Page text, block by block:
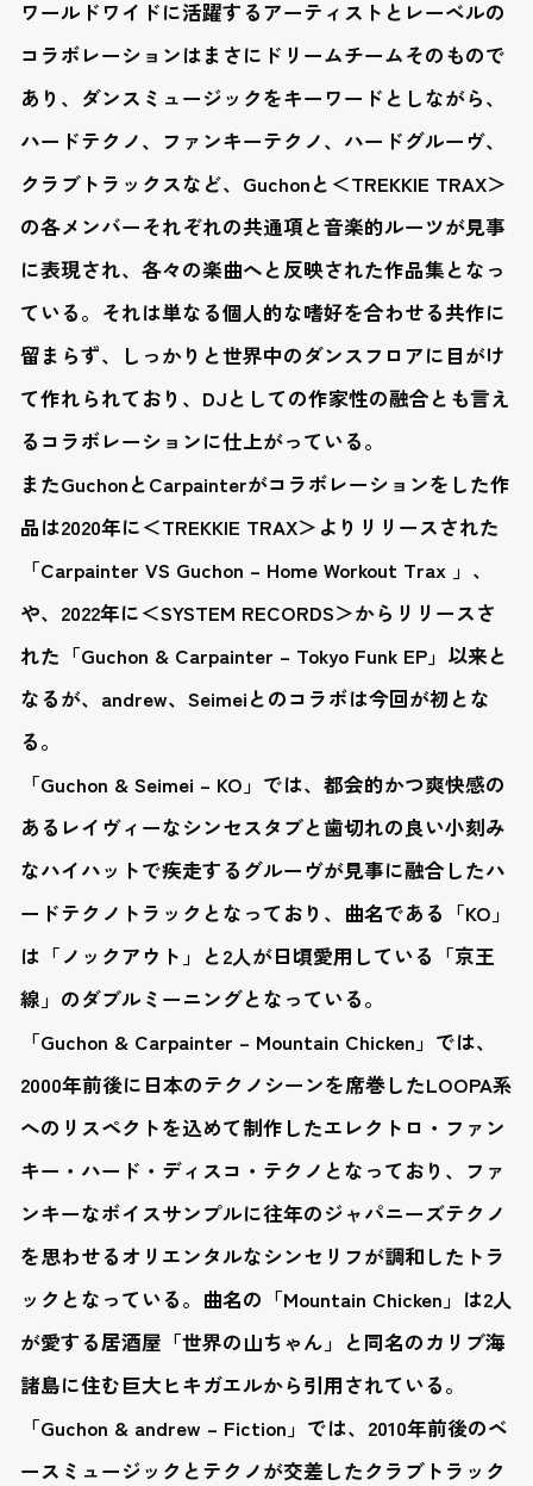
ワールドワイドに活躍するアーティストとレーベルの
コラボレーションはまさにドリームチームそのもので
あり、ダンスミュージックをキーワードとしながら、
ハードテクノ、ファンキーテクノ、ハードグルーヴ、
クラブトラックスなど、Guchonと＜TREKKIE TRAX＞
の各メンバーそれぞれの共通項と音楽的ルーツが見事
に表現され、各々の楽曲へと反映された作品集となっ
ている。それは単なる個人的な嗜好を合わせる共作に
留まらず、しっかりと世界中のダンスフロアに目がけ
て作れられており、DJとしての作家性の融合とも言え
るコラボレーションに仕上がっている。
またGuchonとCarpainterがコラボレーションをした作
品は2020年に＜TREKKIE TRAX＞よりリリースされた
「Carpainter VS Guchon – Home Workout Trax 」、
や、2022年に＜SYSTEM RECORDS＞からリリースさ
れた「Guchon & Carpainter – Tokyo Funk EP」以来と
なるが、andrew、Seimeiとのコラボは今回が初とな
る。
「Guchon & Seimei – KO」では、都会的かつ爽快感の
あるレイヴィーなシンセスタブと歯切れの良い小刻み
なハイハットで疾走するグルーヴが見事に融合したハ
ードテクノトラックとなっており、曲名である「KO」
は「ノックアウト」と2人が日頃愛用している「京王
線」のダブルミーニングとなっている。
「Guchon & Carpainter – Mountain Chicken」では、
2000年前後に日本のテクノシーンを席巻したLOOPA系
へのリスペクトを込めて制作したエレクトロ・ファン
キー・ハード・ディスコ・テクノとなっており、ファ
ンキーなボイスサンプルに往年のジャパニーズテクノ
を思わせるオリエンタルなシンセリフが調和したトラ
ックとなっている。曲名の「Mountain Chicken」は2人
が愛する居酒屋「世界の山ちゃん」と同名のカリブ海
諸島に住む巨大ヒキガエルから引用されている。
「Guchon & andrew – Fiction」では、2010年前後のベ
ースミュージックとテクノが交差したクラブトラック